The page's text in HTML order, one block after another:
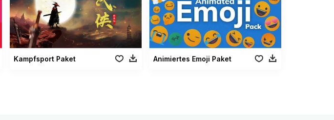
Kampfsport Paket Animiertes Emoji Paket